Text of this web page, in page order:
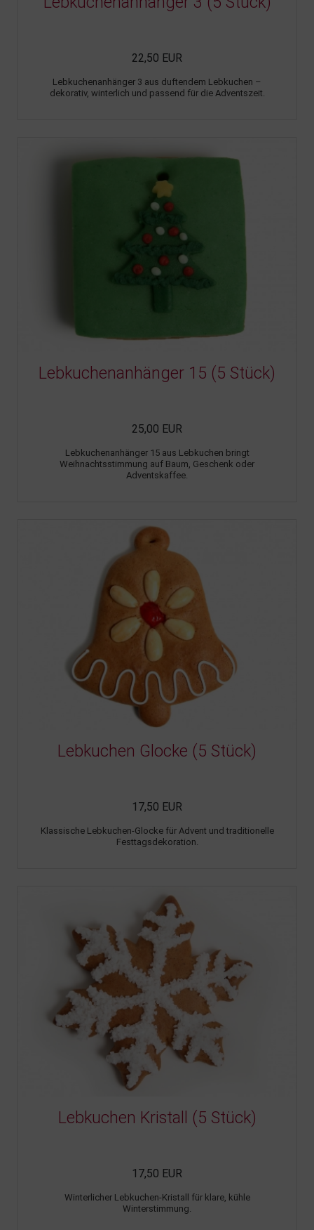
22,50 EUR
Lebkuchenanhänger 3 aus duftendem Lebkuchen –
dekorativ, winterlich und passend für die Adventszeit.
Lebkuchenanhänger 15 (5 Stück)
25,00 EUR
Lebkuchenanhänger 15 aus Lebkuchen bringt
Weihnachtsstimmung auf Baum, Geschenk oder
Adventskaffee.
Lebkuchen Glocke (5 Stück)
17,50 EUR
Klassische Lebkuchen-Glocke für Advent und traditionelle
Festtagsdekoration.
Lebkuchen Kristall (5 Stück)
17,50 EUR
Winterlicher Lebkuchen-Kristall für klare, kühle
Winterstimmung.